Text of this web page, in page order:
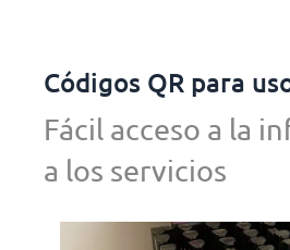
Códigos QR para
Fácil acceso a la
a los servicios